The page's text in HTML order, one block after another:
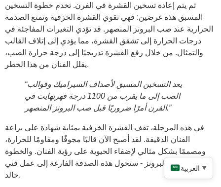
ثم يتم إعادة تسخين القشرة في الفرن. تخدم خطوة التسخين
المسبق هذه غرضين: فهي تقوي القشرة الخزفية وتمنع الصدمة
الحرارية عند صب البرونز المنصهر. قد تؤدي التغيرات المفاجئة في
درجات الحرارة إلى تشقق القشرة، مما يؤدي إلى إتلاف القالب
والتمثال. من خلال رفع القشرة تدريجيًا إلى درجة حرارة الصب،
يقلل الفنان من هذا الخطر.
“يعد التسخين المسبق لأصداف السيراميك وقوالب
الصب إلى ما يقرب من 1100 درجة فهرنهايت في
الفرن أمرًا ضروريًا قبل صب البرونز المنصهر.”
في هذه المرحلة، تقف القشرة الخزفية بمثابة شهادة على براعة
الفنان الدقيقة. لقد أصبح الآن قالبًا مجوفًا ومقاومًا للحرارة،
ومصممًا بشكل مثالي لإضفاء الحيوية على رؤية الفنان. والخطوة
التالية - صب البرونز - ستحول هذه الصدفة الفارغة إلى عمل فني
خالد.
العربية ▼